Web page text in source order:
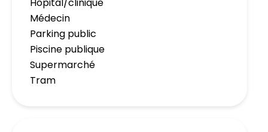
Médecin
Parking public
Piscine publique
Supermarché
Tram